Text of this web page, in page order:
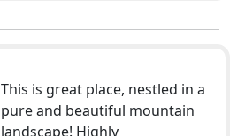
This is great place, nestled in a
pure and beautiful mountain
landscape! Highly